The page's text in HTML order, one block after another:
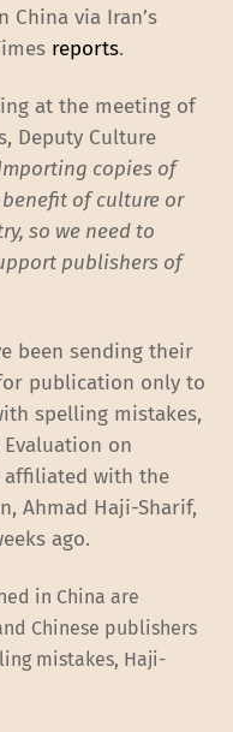
via Iran’s
reports.
at the meeting of
Deputy Culture
copies of
of culture or
so we need to
publishers of
been sending their
publication only to
spelling mistakes,
on
affiliated with the
Ahmad Haji-Sharif,
ago.
in China are
Chinese publishers
mistakes, Haji-